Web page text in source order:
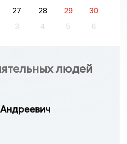
27 28 29
30
3 4 5 6
людей